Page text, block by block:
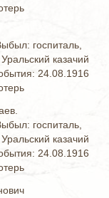
госпиталь,
казачий
24.08.1916
госпиталь,
казачий
24.08.1916